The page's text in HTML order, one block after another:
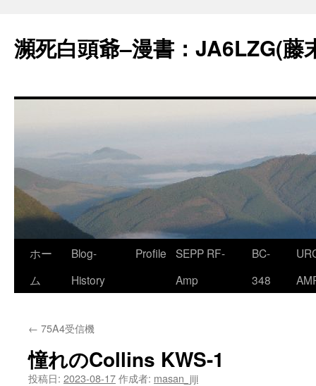
テ
ン
ス
瀕死白頭爺–漫書：JA6LZG(藤
ホー
ム
Blog-
History
Profile
SEPP RF-
Amp
BC-
348
← 75A4受信機
憧れのCollins KWS-1
投稿日: 2023-08-17作成者: masan_jiji